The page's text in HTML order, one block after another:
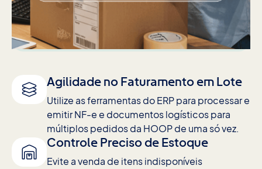
Agilidade no Faturamento em Lote
Utilize as ferramentas do ERP para processar e
emitir NF-e e documentos logísticos para
múltiplos pedidos da HOOP de uma só vez.
Controle Preciso de Estoque
Evite a venda de itens indisponíveis